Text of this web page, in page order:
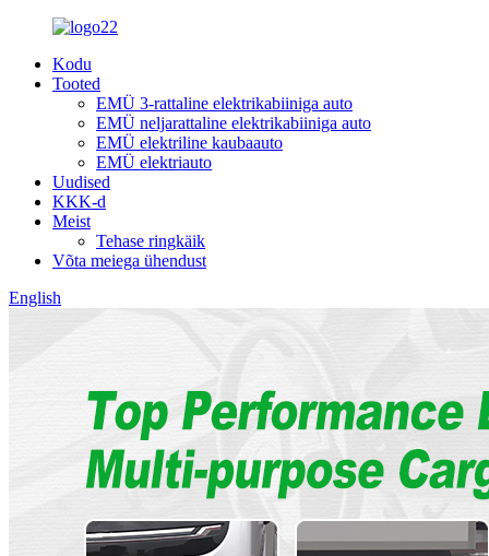
Kodu
Tooted
EMÜ 3-rattaline elektrikabiiniga auto
EMÜ neljarattaline elektrikabiiniga auto
EMÜ elektriline kaubaauto
EMÜ elektriauto
Uudised
KKK-d
Meist
Tehase ringkäik
Võta meiega ühendust
English